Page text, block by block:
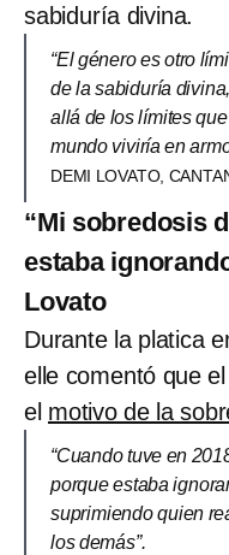
sabiduría divina.
“El género es otro
de la sabiduría
allá de los límites
mundo viviría en
DEMI LOVATO,
“Mi sobredosis
estaba
Lovato
Durante la platica
elle comentó que
el motivo de la
“Cuando tuve en
porque estaba
suprimiendo quien
los demás”.